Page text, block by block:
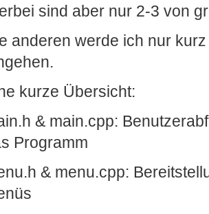
sind aber nur 2-3 von
anderen werde ich nur
kurze Übersicht:
& main.cpp:
Programm
& menu.cpp: